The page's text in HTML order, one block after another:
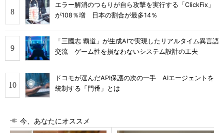
エラー解消のつもりが自ら攻撃を実行する「ClickFix」
が108％増 日本の割合が最多14％
「三國志 覇道」が生成AIで実現したリアルタイム異言語
交流 ゲーム性を損なわないシステム設計の工夫
ドコモが選んだAPI保護の次の一手 AIエージェントを
統制する「門番」とは
今、あなたにオススメ